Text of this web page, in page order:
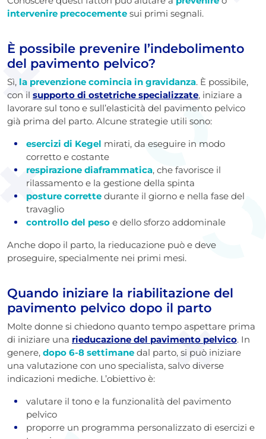
intervenire precocemente sui primi segnali.
È possibile prevenire l’indebolimento
del pavimento pelvico?
Sì, la prevenzione comincia in gravidanza. È possibile,
con il supporto di ostetriche specializzate, iniziare a
lavorare sul tono e sull’elasticità del pavimento pelvico
già prima del parto. Alcune strategie utili sono:
esercizi di Kegel mirati, da eseguire in modo
corretto e costante
respirazione diaframmatica, che favorisce il
rilassamento e la gestione della spinta
posture corrette durante il giorno e nella fase del
travaglio
controllo del peso e dello sforzo addominale
Anche dopo il parto, la rieducazione può e deve
proseguire, specialmente nei primi mesi.
Quando iniziare la riabilitazione del
pavimento pelvico dopo il parto
Molte donne si chiedono quanto tempo aspettare prima
di iniziare una rieducazione del pavimento pelvico. In
genere, dopo 6-8 settimane dal parto, si può iniziare
una valutazione con uno specialista, salvo diverse
indicazioni mediche. L’obiettivo è:
valutare il tono e la funzionalità del pavimento
pelvico
proporre un programma personalizzato di esercizi e